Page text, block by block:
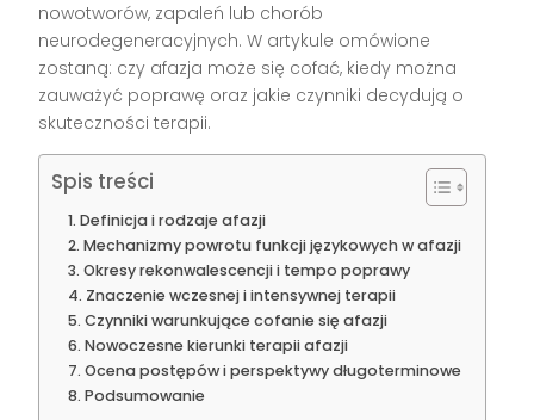
nowotworów, zapaleń lub chorób
neurodegeneracyjnych. W artykule omówione
zostaną: czy afazja może się cofać, kiedy można
zauważyć poprawę oraz jakie czynniki decydują o
skuteczności terapii.
Spis treści
Definicja i rodzaje afazji
Mechanizmy powrotu funkcji językowych w afazji
Okresy rekonwalescencji i tempo poprawy
Znaczenie wczesnej i intensywnej terapii
Czynniki warunkujące cofanie się afazji
Nowoczesne kierunki terapii afazji
Ocena postępów i perspektywy długoterminowe
Podsumowanie